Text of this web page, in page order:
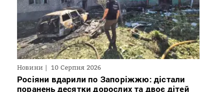
Новини 10 Серпня 2026
Росіяни вдарили по Запоріжжю: дістали
поранень десятки дорослих та двоє дітей